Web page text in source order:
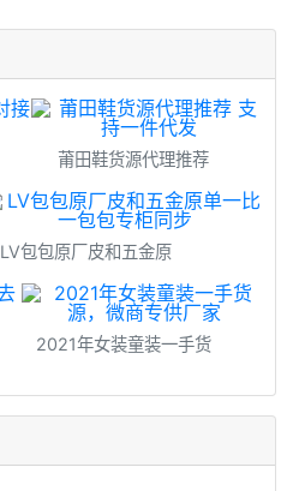
莆田鞋货源代理推荐
LV包包原厂皮和五金原
2021年女装童装一手货